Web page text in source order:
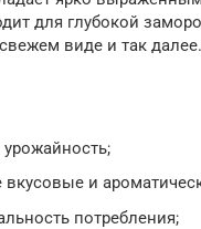
для глубокой
виде и так далее.
и
потребления;